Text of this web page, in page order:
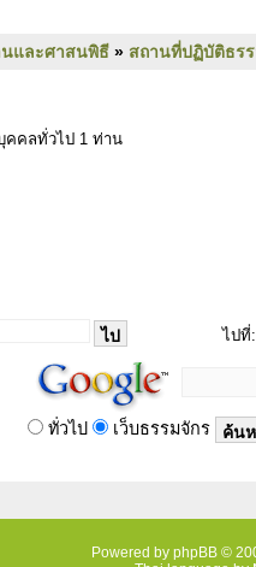
และศาสนพิธี » สถานที่ปฏิบัติธร
คคลทั่วไป 1 ท่าน
ไปที่:
ทั่วไป เว็บธรรมจักร
Powered by phpBB ©